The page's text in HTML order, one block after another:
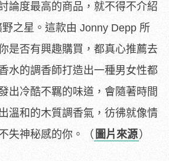
論度最高的商品，就不得不介紹
之星。這款由 Jonny Depp 所
是否有興趣購買，都真心推薦去
水的調香師打造出一種男女性都
出冷酷不羈的味道，會隨著時間
溫和的木質調香氣，彷彿就像情
失神秘感的你。（ 圖片來源 ）